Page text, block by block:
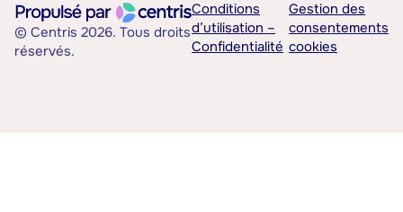
© Centris 2026. Tous droits
réservés.
Conditions
d’utilisation –
Confidentialité
Gestion des
consentements
cookies